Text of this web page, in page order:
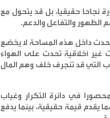
نجاحا حقيقيا، بل قد يتحول مع
والتفاعل والدعم.
يحدث داخل هذه المساحة لا يخضع
غير أخلاقية تحدث على الهواء
التي قد تنجرف خلف وهم المال
في دائرة التكرار وغياب
يقدم قيمة حقيقية، بينما يدفع